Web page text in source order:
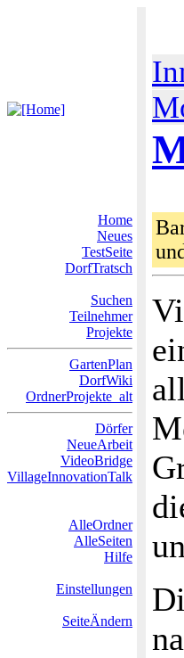
Home
Neues
TestSeite
DorfTratsch
Suchen
Teilnehmer
Projekte
GartenPlan
DorfWiki
OrdnerProjekte_alt
Dörfer
NeueArbeit
VideoBridge
VillageInnovationTalk
AlleOrdner
AlleSeiten
Hilfe
Einstellungen
SeiteÄndern